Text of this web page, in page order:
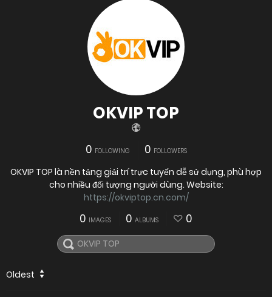
OKVIP TOP
0 FOLLOWING 0 FOLLOWERS
OKVIP TOP là nền tảng giải trí trực tuyến dễ sử dụng, phù hợp
cho nhiều đối tượng người dùng. Website:
https://okviptop.cn.com/
0 IMAGES 0 ALBUMS 0
Oldest